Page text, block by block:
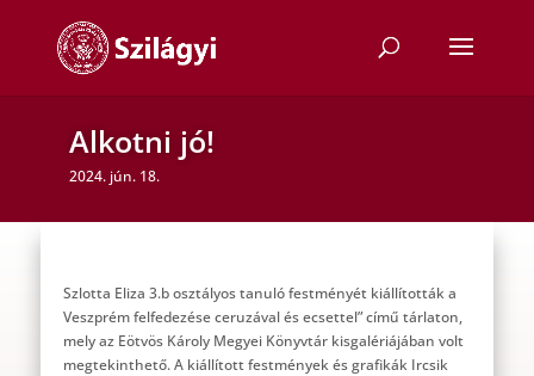
Alkotni jó!
2024. jún. 18.
Szlotta Eliza 3.b osztályos tanuló festményét kiállították a
Veszprém felfedezése ceruzával és ecsettel” című tárlaton,
mely az Eötvös Károly Megyei Könyvtár kisgalériájában volt
megtekinthető. A kiállított festmények és grafikák Ircsik